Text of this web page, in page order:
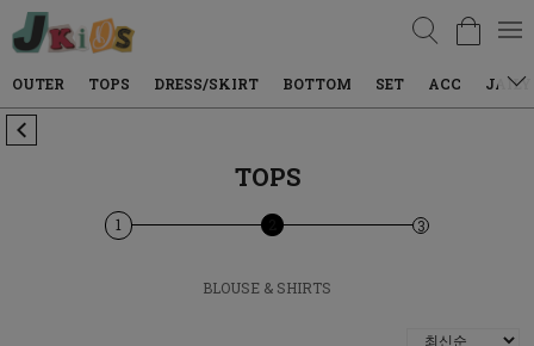
검색
OUTER TOPS DRESS/SKIRT BOTTOM SET ACC JAILY
TOPS
1 3
BLOUSE & SHIRTS